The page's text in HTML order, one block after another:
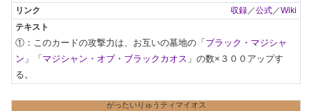
収録／公式／Wiki
①：このカードの攻撃力は、お互いの墓地の「 ブラック・マジシャ
ン 」「 マジシャン・オブ・ブラックカオス 」の数×３００アップす
る。
がったいりゅうティマイオス